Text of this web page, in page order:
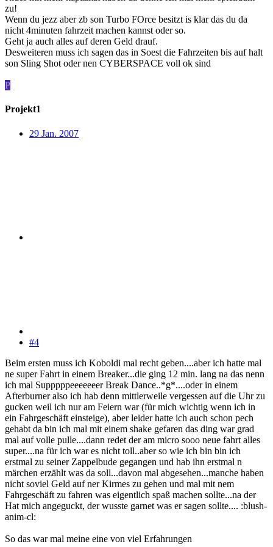
zu!
Wenn du jezz aber zb son Turbo FOrce besitzt is klar das du da
nicht 4minuten fahrzeit machen kannst oder so.
Geht ja auch alles auf deren Geld drauf.
Desweiteren muss ich sagen das in Soest die Fahrzeiten bis auf halt
son Sling Shot oder nen CYBERSPACE voll ok sind
P
Projekt1
29 Jan. 2007
#4
Beim ersten muss ich Koboldi mal recht geben....aber ich hatte mal
ne super Fahrt in einem Breaker...die ging 12 min. lang na das nenn
ich mal Supppppeeeeeeer Break Dance..*g*....oder in einem
Afterburner also ich hab denn mittlerweile vergessen auf die Uhr zu
gucken weil ich nur am Feiern war (für mich wichtig wenn ich in
ein Fahrgeschäft einsteige), aber leider hatte ich auch schon pech
gehabt da bin ich mal mit einem shake gefaren das ding war grad
mal auf volle pulle....dann redet der am micro sooo neue fahrt alles
super....na für ich war es nicht toll..aber so wie ich bin bin ich
erstmal zu seiner Zappelbude gegangen und hab ihn erstmal n
märchen erzählt was da soll...davon mal abgesehen...manche haben
nicht soviel Geld auf ner Kirmes zu gehen und mal mit nem
Fahrgeschäft zu fahren was eigentlich spaß machen sollte...na der
Hat mich angeguckt, der wusste garnet was er sagen sollte.... :blush-
anim-cl:
So das war mal meine eine von viel Erfahrungen